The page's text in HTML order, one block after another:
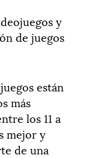
y
de juegos
están
más
los 11 a
mejor y
de una